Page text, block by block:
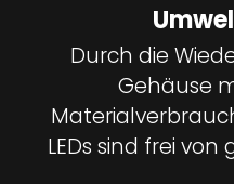
Durch die
Gehäuse
LEDs sind frei